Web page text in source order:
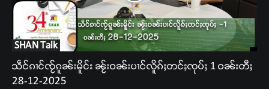
SHAN Talk
သဵင်ၵၢင်ၸႂ်ၵူၼ်းမိူင်း ၼႂ်းဝၼ်းပၢင်လိူၵ်ႈတင်ႈၸုပ်ႈ 1 ဝၼ်းတီႈ
28-12-2025